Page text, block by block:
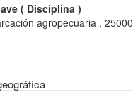
( Disciplina )
agropecuaria , 25000